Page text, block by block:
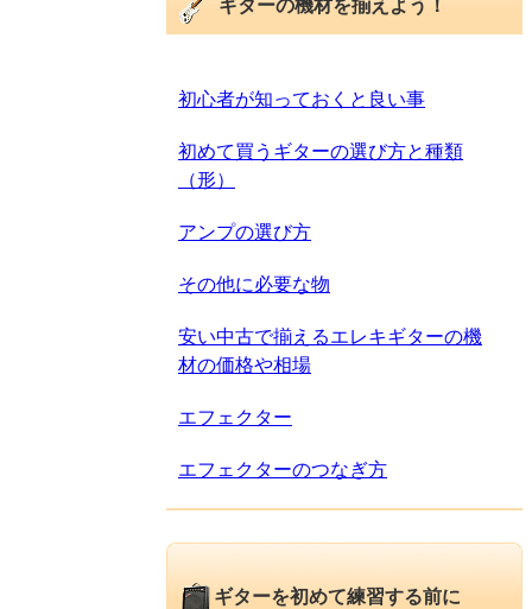
ギターの機材を揃えよう！
初心者が知っておくと良い事
初めて買うギターの選び方と種類
（形）
アンプの選び方
その他に必要な物
安い中古で揃えるエレキギターの機
材の価格や相場
エフェクター
エフェクターのつなぎ方
ギターを初めて練習する前に